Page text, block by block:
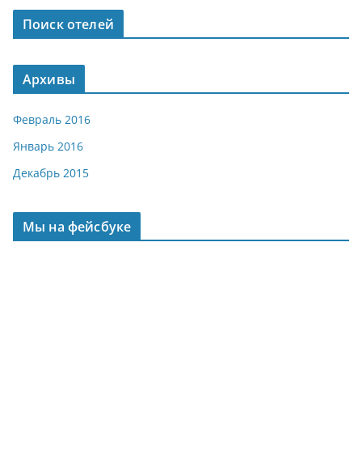
Поиск отелей
Архивы
Февраль 2016
Январь 2016
Декабрь 2015
Мы на фейсбуке